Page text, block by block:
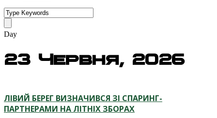
Day
23 Червня, 2026
ЛІВИЙ БЕРЕГ ВИЗНАЧИВСЯ ЗІ СПАРИНГ-
ПАРТНЕРАМИ НА ЛІТНІХ ЗБОРАХ